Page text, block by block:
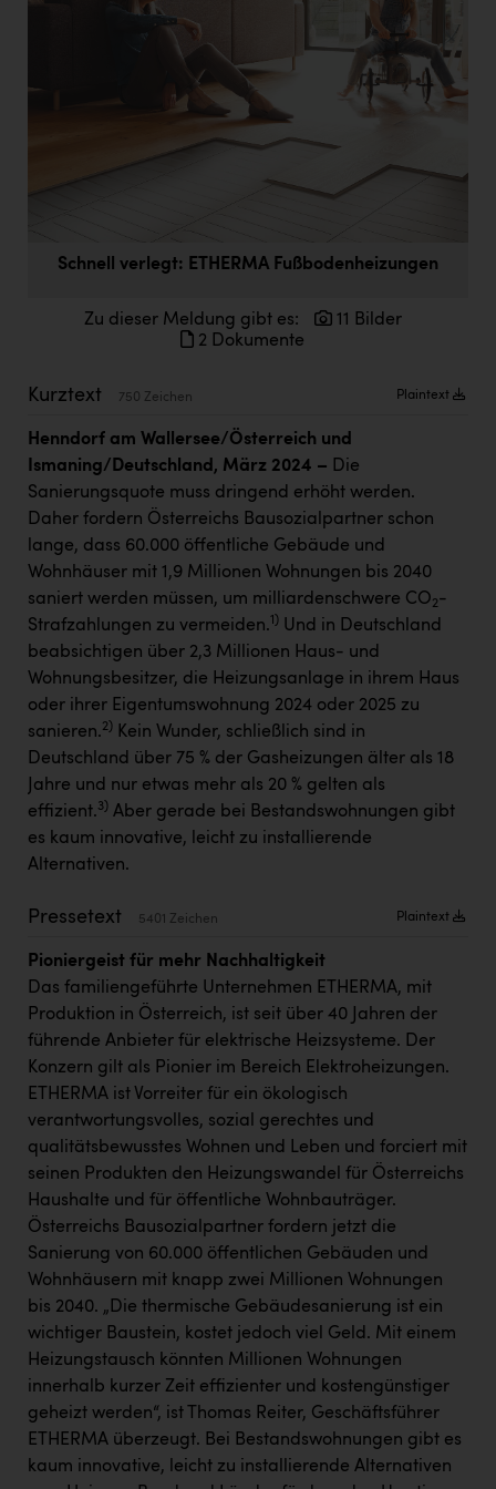
Doppler Gruppe
Fristads Austria
IFE Austria GmbH
INTERSPORT Austria
Jesolo
Jane Goodall Institute Austria
Kärcher
Karin Liedl
KEBA
KIWI Kinderwunsch Institut Dr. Loimer
KLIPP Frisör
Kleider Bauer
Kremsmüller Anlagenbau GmbH
Maximarkt
Oldtimer Raststationen und Motorhotels
Orlen
Passage Linz
PEZ
PÜSPÖK
REMAX
RE/MAX Welcome
Resch&Frisch
RUBBLE MASTER
Ruderclub Wels
SCRI - Salzburg Cancer Research Institute
SCHMACHTL GmbH
Schwingshandl - automation technology gmbh
Seher + Partner
Smurfit Westrock Nettingsdorf
Schnell verlegt: ETHERMA Fußbodenheizungen
Zu dieser Meldung gibt es:
11 Bilder
2 Dokumente
Kurztext 750 Zeichen Plaintext
Henndorf am Wallersee/Österreich und
Ismaning/Deutschland, März 2024 – Die
Sanierungsquote muss dringend erhöht werden.
Daher fordern Österreichs Bausozialpartner schon
lange, dass 60.000 öffentliche Gebäude und
Wohnhäuser mit 1,9 Millionen Wohnungen bis 2040
saniert werden müssen, um milliardenschwere CO2-
Strafzahlungen zu vermeiden.1) Und in Deutschland
beabsichtigen über 2,3 Millionen Haus- und
Wohnungsbesitzer, die Heizungsanlage in ihrem Haus
oder ihrer Eigentumswohnung 2024 oder 2025 zu
sanieren.2) Kein Wunder, schließlich sind in
Deutschland über 75 % der Gasheizungen älter als 18
Jahre und nur etwas mehr als 20 % gelten als
effizient.3) Aber gerade bei Bestandswohnungen gibt
es kaum innovative, leicht zu installierende
Alternativen.
Pressetext 5401 Zeichen Plaintext
Pioniergeist für mehr Nachhaltigkeit
Das familiengeführte Unternehmen ETHERMA, mit
Produktion in Österreich, ist seit über 40 Jahren der
führende Anbieter für elektrische Heizsysteme. Der
Konzern gilt als Pionier im Bereich Elektroheizungen.
ETHERMA ist Vorreiter für ein ökologisch
verantwortungsvolles, sozial gerechtes und
qualitätsbewusstes Wohnen und Leben und forciert mit
seinen Produkten den Heizungswandel für Österreichs
Haushalte und für öffentliche Wohnbauträger.
Österreichs Bausozialpartner fordern jetzt die
Sanierung von 60.000 öffentlichen Gebäuden und
Wohnhäusern mit knapp zwei Millionen Wohnungen
bis 2040. „Die thermische Gebäudesanierung ist ein
wichtiger Baustein, kostet jedoch viel Geld. Mit einem
Heizungstausch könnten Millionen Wohnungen
innerhalb kurzer Zeit effizienter und kostengünstiger
geheizt werden“, ist Thomas Reiter, Geschäftsführer
ETHERMA überzeugt. Bei Bestandswohnungen gibt es
kaum innovative, leicht zu installierende Alternativen